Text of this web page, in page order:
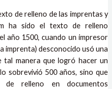
de relleno de las imprentas y
ha sido el texto de relleno
año 1500, cuando un impresor
imprenta) desconocido usó una
tal manera que logró hacer un
sobrevivió 500 años, sino que
relleno en documentos